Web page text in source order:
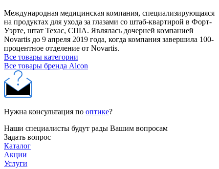
Международная медицинская компания, специализирующаяся
на продуктах для ухода за глазами со штаб-квартирой в Форт-
Уэрте, штат Техас, США. Являлась дочерней компанией
Novartis до 9 апреля 2019 года, когда компания завершила 100-
процентное отделение от Novartis.
Все товары категории
Все товары бренда Alcon
Нужна консультация по оптике?
Наши специалисты будут рады Вашим вопросам
Задать вопрос
Каталог
Акции
Услуги